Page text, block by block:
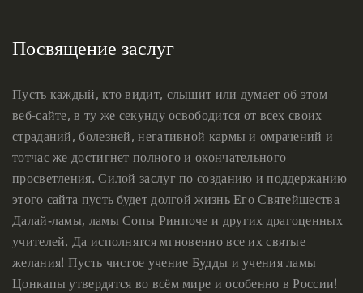
Посвящение заслуг
Пусть каждый, кто видит, слышит или думает об этом
веб-сайте, в ту же секунду освободится от всех своих
страданий, болезней, негативной кармы и омрачений и
тотчас же достигнет полного и окончательного
просветления. Силой заслуг по созданию и поддержанию
этого сайта пусть будет долгой жизнь Его Святейшества
Далай-ламы, ламы Сопы Ринпоче и других драгоценных
учителей. Да исполнятся мгновенно все их святые
желания! Пусть чистое учение Будды и учения ламы
Цонкапы утвердятся во всём мире и особенно в России!